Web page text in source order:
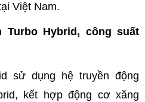
Việt Nam.
Turbo Hybrid, công suất
sử dụng hệ truyền động
kết hợp động cơ xăng